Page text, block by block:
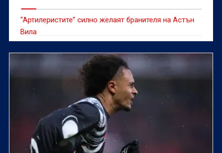
“Артилеристите” силно желаят бранителя на Астън
Вила